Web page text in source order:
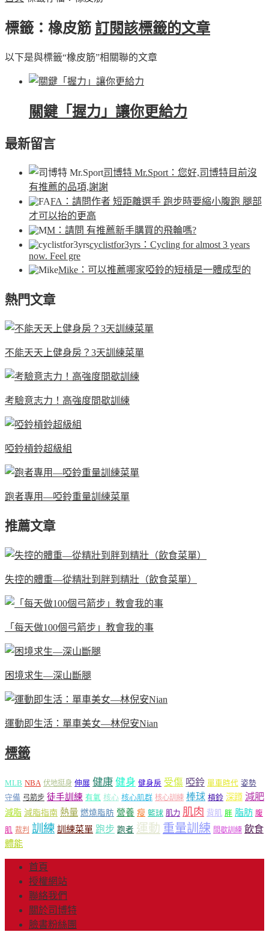
標籤：橡皮筋 訂閱該標籤的文章
以下是與標籤“橡皮筋”相關聯的文章
關鍵「握力」讓你更給力
最新留言
司博特 Mr.Sport ：您好,司博特目前沒
有推薦的品項,謝謝
FA ：請問作者 短距離選手 跑步時要縮小腹跑 腿部
才可以抬的更高
M ：請問 有推薦新手購買的飛輪嗎?
cyclistfor3yrs ：Cycling for almost 3 years
now. Feel gre
Mike ：可以推薦哪家啞鈴的短槓是一體成型的
熱門文章
不能天天上健身房？3天訓練菜單
考驗意志力！高強度間歇訓練
啞鈴槓鈴超級組
跑者專用—啞鈴重量訓練菜單
推薦文章
失控的體重—從精壯到胖到精壯（飲食菜單）
「每天做100個弓箭步」教會我的事
困境求生—深山斷腿
運動即生活：單車美女—林倪安Nian
標籤
MLB NBA 伏地挺身 伸展 健康 健身 健身房 受傷 啞鈴 單車時代 姿勢
守備 弓箭步 徒手訓練 有氧 核心 核心肌群 核心訓練 棒球 槓鈴 深蹲 減肥
減脂 減脂指南 熱量 燃燒脂肪 營養 瘦 籃球 肌力 肌肉 背肌 胖 脂肪 腹
肌 裁判 訓練 訓練菜單 跑步 跑者 運動 重量訓練 間歇訓練 飲食
體能
首頁
授權網站
聯絡我們
關於司博特
臉書粉絲團